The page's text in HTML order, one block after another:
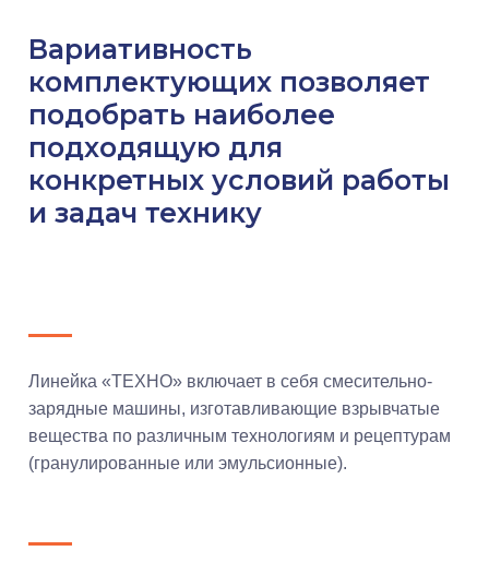
Вариативность
комплектующих позволяет
подобрать наиболее
подходящую для
конкретных условий работы
и задач технику
Линейка «ТЕХНО» включает в себя смесительно-
зарядные машины, изготавливающие взрывчатые
вещества по различным технологиям и рецептурам
(гранулированные или эмульсионные).